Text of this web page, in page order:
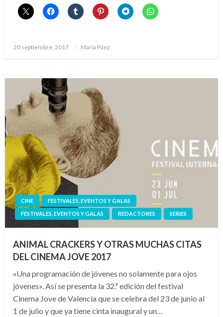
Publicado
20 septiembre, 2017 María Páez
CINE
FESTIVALES, EVENTOS Y GALAS
FESTIVALES, EVENTOS Y GALAS
REDACTORES SERIES
ANIMAL CRACKERS Y OTRAS MUCHAS CITAS
DEL CINEMA JOVE 2017
«Una programación de jóvenes no solamente para ojos
jóvenes». Así se presenta la 32.ª edición del festival
Cinema Jove de Valencia que se celebra del 23 de junio al
1 de julio y que ya tiene cinta inaugural y un…